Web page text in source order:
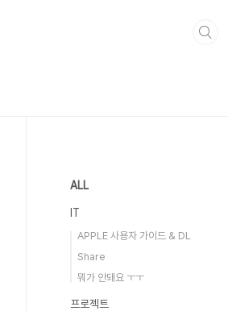
ALL
IT
APPLE 사용자 가이드 & DL
Share
뭐가 안돼요 ㅜㅜ
프로젝트